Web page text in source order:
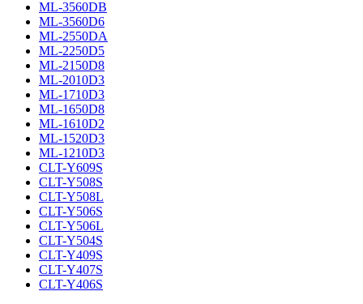
ML-3560DB
ML-3560D6
ML-2550DA
ML-2250D5
ML-2150D8
ML-2010D3
ML-1710D3
ML-1650D8
ML-1610D2
ML-1520D3
ML-1210D3
CLT-Y609S
CLT-Y508S
CLT-Y508L
CLT-Y506S
CLT-Y506L
CLT-Y504S
CLT-Y409S
CLT-Y407S
CLT-Y406S